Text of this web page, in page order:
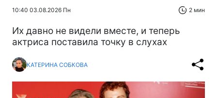
10:40 03.08.2026 Пн 2 мин
Их давно не видели вместе, и теперь
актриса поставила точку в слухах
КАТЕРИНА СОБКОВА